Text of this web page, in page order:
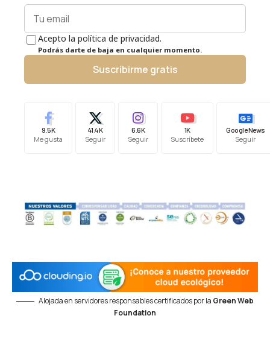
Acepto la política de privacidad.
Podrás darte de baja en cualquier momento.
Suscribirme gratis
9.5K
Me gusta
41.4K
Seguir
6.6K
Seguir
1K
Suscríbete
Google News
Seguir
Alojada en servidores responsables certificados por la Green Web
Foundation